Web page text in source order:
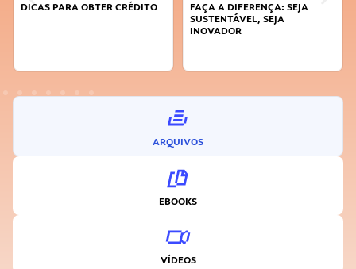
DICAS PARA OBTER CRÉDITO
FAÇA A DIFERENÇA: SEJA
SUSTENTÁVEL, SEJA
INOVADOR
ARQUIVOS
EBOOKS
VÍDEOS